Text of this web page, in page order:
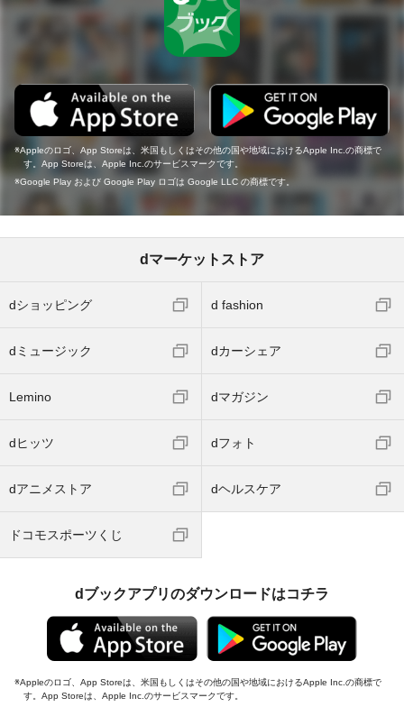
Appleのロゴ、App Storeは、米国もしくはその他の国や地域におけるApple Inc.の商標で
す。App Storeは、Apple Inc.のサービスマークです。
Google Play および Google Play ロゴは Google LLC の商標です。
dマーケットストア
dショッピング d fashion
dミュージック dカーシェア
Lemino dマガジン
dヒッツ dフォト
dアニメストア dヘルスケア
ドコモスポーツくじ
dブックアプリのダウンロードはコチラ
Appleのロゴ、App Storeは、米国もしくはその他の国や地域におけるApple Inc.の商標で
す。App Storeは、Apple Inc.のサービスマークです。